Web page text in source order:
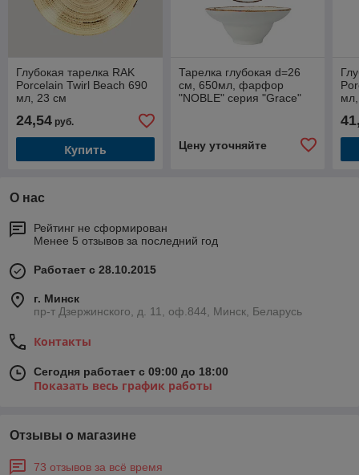
Глубокая тарелка RAK
Porcelain Twirl Beach 690
мл, 23 см
24,54 руб.
Купить
Тарелка глубокая d=26
см, 650мл, фарфор
"NOBLE" серия "Grace"
Цену уточняйте
О нас
Рейтинг не сформирован
Менее 5 отзывов за последний год
Работает с 28.10.2015
г. Минск
пр-т Дзержинского, д. 11, оф.844, Минск, Беларусь
Контакты
Сегодня работает с 09:00 до 18:00
Показать весь график работы
Отзывы о магазине
73 отзывов за всё время